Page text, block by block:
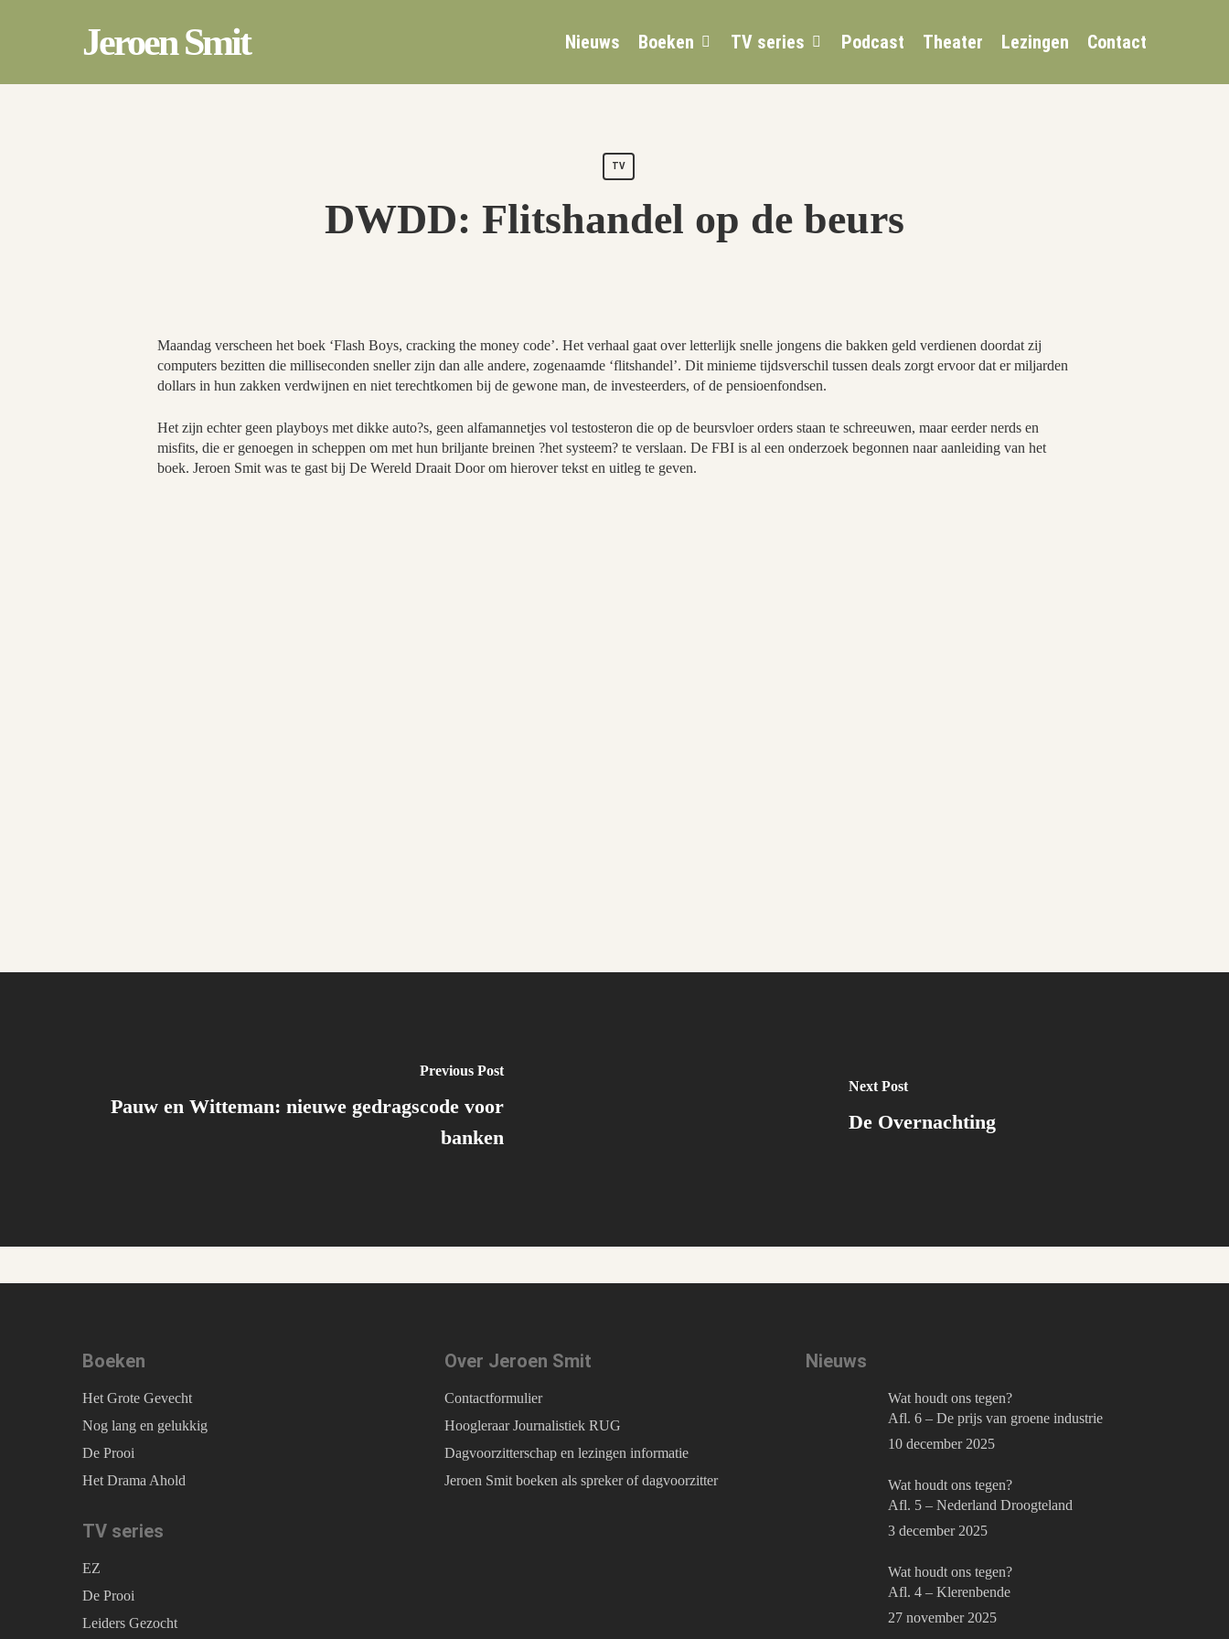
Jeroen Smit Nieuws Boeken TV series Podcast Theater Lezingen Contact
TV
DWDD: Flitshandel op de beurs
Maandag verscheen het boek ‘Flash Boys, cracking the money code’. Het verhaal gaat over letterlijk snelle jongens die bakken geld verdienen doordat zij
computers bezitten die milliseconden sneller zijn dan alle andere, zogenaamde ‘flitshandel’. Dit minieme tijdsverschil tussen deals zorgt ervoor dat er miljarden
dollars in hun zakken verdwijnen en niet terechtkomen bij de gewone man, de investeerders, of de pensioenfondsen.
Het zijn echter geen playboys met dikke auto?s, geen alfamannetjes vol testosteron die op de beursvloer orders staan te schreeuwen, maar eerder nerds en
misfits, die er genoegen in scheppen om met hun briljante breinen ?het systeem? te verslaan. De FBI is al een onderzoek begonnen naar aanleiding van het
boek. Jeroen Smit was te gast bij De Wereld Draait Door om hierover tekst en uitleg te geven.
Previous Post
Pauw en Witteman: nieuwe gedragscode voor
banken
Next Post
De Overnachting
Boeken
Het Grote Gevecht
Nog lang en gelukkig
De Prooi
Het Drama Ahold
TV series
EZ
De Prooi
Leiders Gezocht
Over Jeroen Smit
Contactformulier
Hoogleraar Journalistiek RUG
Dagvoorzitterschap en lezingen informatie
Jeroen Smit boeken als spreker of dagvoorzitter
Nieuws
Wat houdt ons tegen?
Afl. 6 – De prijs van groene industrie
10 december 2025
Wat houdt ons tegen?
Afl. 5 – Nederland Droogteland
3 december 2025
Wat houdt ons tegen?
Afl. 4 – Klerenbende
27 november 2025